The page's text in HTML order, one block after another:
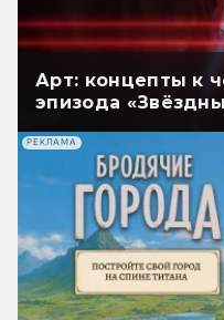
Арт: концепты к
эпизода
РЕКЛАМА